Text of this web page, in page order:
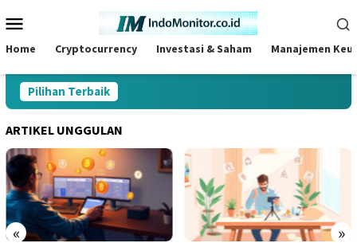
to
Menu
Home Cryptocurrency Investasi & Saham Manajemen
Pilihan Terbaik
ARTIKEL UNGGULAN
« »